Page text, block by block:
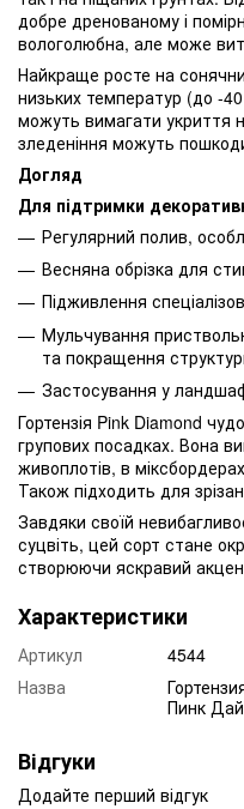
добре дренованому і
вологолюбна, але може
Найкраще росте на
низьких температур (до -
можуть вимагати укриття
зледеніння можуть
Догляд
Для підтримки
Регулярний полив,
Весняна обрізка для
Підживлення
Мульчування
та покращення
Застосування у
Гортензія Pink Diamond
групових посадках. Вона
живоплотів, в
Також підходить для
Завдяки своїй
суцвіть, цей сорт стане
створюючи яскравий
Характеристики
Артикул
4544
Назва
Пинк
Відгуки
Додайте перший відгук